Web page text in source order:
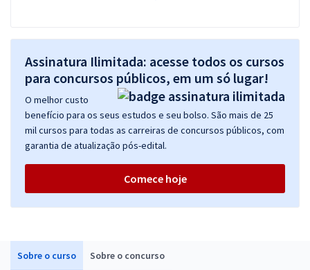
Sobre o curso Sobre o concurso
Assinatura Ilimitada: acesse todos os cursos
para concursos públicos, em um só lugar!
O melhor custo
benefício para os seus estudos e seu bolso. São mais de 25
mil cursos para todas as carreiras de concursos públicos, com
garantia de atualização pós-edital.
Comece hoje